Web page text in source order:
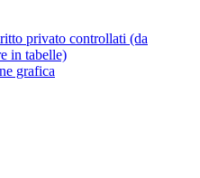
privato controllati (da
in tabelle)
grafica